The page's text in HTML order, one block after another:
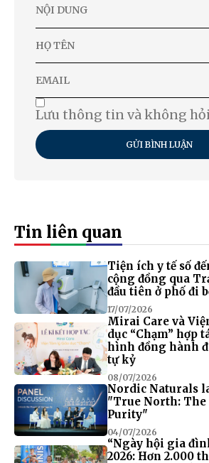
Lưu thông tin và không
GỬI BÌNH LUẬN
Tin liên quan
Tiện ích y tế số
cộng đồng qua
đầu tiên ở phố đi
17/07/2026
Mirai Care và
dục “Chạm” hợp
hình đồng hành
tự kỷ
08/07/2026
Nordic Naturals
"True North: The
Purity"
04/07/2026
“Ngày hội gia
2026: Hơn 2.000